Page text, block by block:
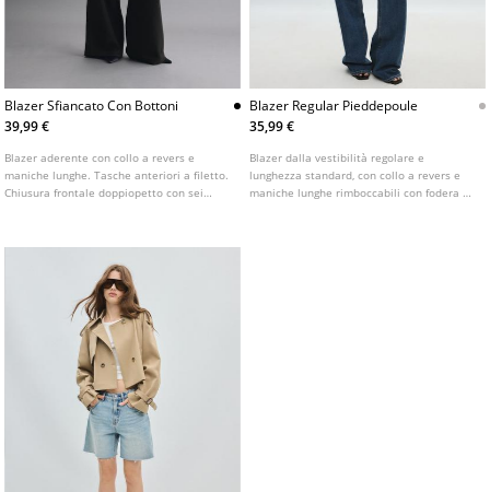
Blazer Sfiancato Con Bottoni
39,99 €
Blazer aderente con collo a revers e
maniche lunghe. Tasche anteriori a filetto.
Chiusura frontale doppiopetto con sei
Blazer Regular Pieddepoule
35,99 €
Blazer dalla vestibilità regolare e
lunghezza standard, con collo a revers e
maniche lunghe rimboccabili con fodera a